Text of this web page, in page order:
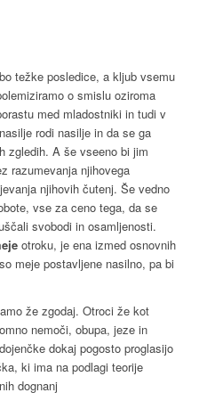
težke posledice, a kljub vsemu
o smislu oziroma
med mladostniki in tudi v
rodi nasilje in da se ga
zgledih. A še vseeno bi jim
razumevanja njihovega
njihovih čutenj. Še vedno
vse za ceno tega, da se
svobodi in osamljenosti.
otroku, je ena izmed osnovnih
meje postavljene nasilno, pa bi
že zgodaj. Otroci že kot
nemoči, obupa, jeze in
dokaj pogosto proglasijo
ki ima na podlagi teorije
dognanj